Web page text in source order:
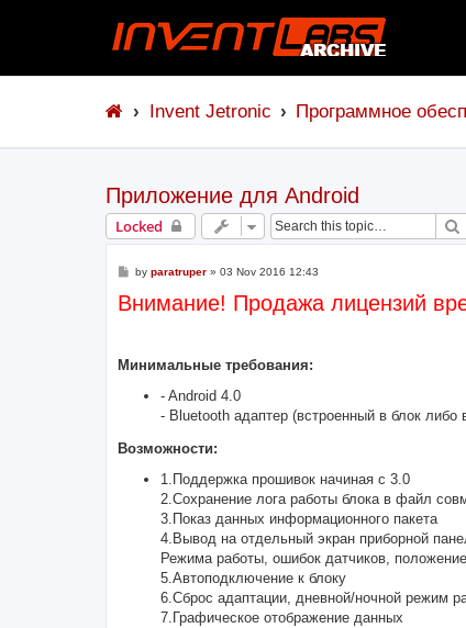
Invent Jetronic Программное
Приложение для Android
Locked
P
s
t
by paratruper» 03 Nov 2016 12:43
Внимание! Продажа лицензий
Минимальные требования:
- Android 4.0
- Bluetooth адаптер (встроенный в блок либо
Возможности:
1.Поддержка прошивок начиная с 3.0
2.Сохранение лога работы блока в файл
3.Показ данных информационного пакета
4.Вывод на отдельный экран приборной
Режима работы, ошибок датчиков,
5.Автоподключение к блоку
6.Сброс адаптации, дневной/ночной режим
7.Графическое отображение данных